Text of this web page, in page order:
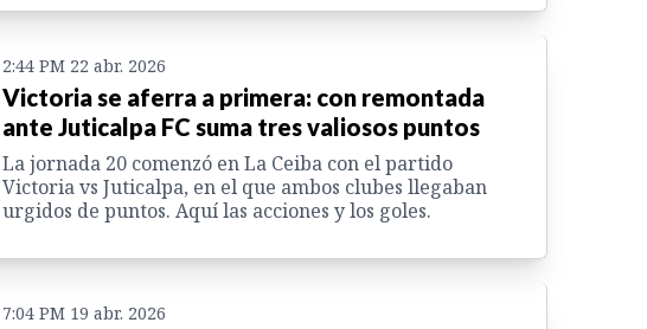
2:44 PM 22 abr. 2026
Victoria se aferra a primera: con remontada
ante Juticalpa FC suma tres valiosos puntos
La jornada 20 comenzó en La Ceiba con el partido
Victoria vs Juticalpa, en el que ambos clubes llegaban
urgidos de puntos. Aquí las acciones y los goles.
7:04 PM 19 abr. 2026